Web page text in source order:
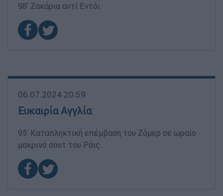
98' Ζακάρια αντί Εντόι
06.07.2024 20:59
Ευκαιρία Αγγλία
95' Καταπληκτική επέμβαση του Ζόμερ σε ωραίο
μακρινό σουτ του Ράις.